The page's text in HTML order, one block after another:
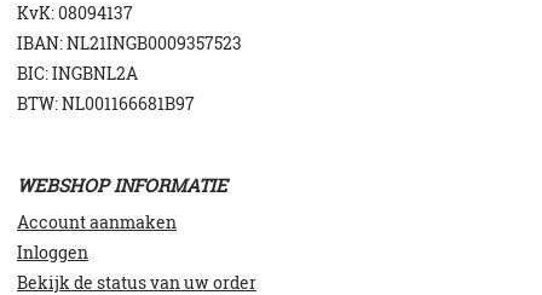
KvK: 08094137
IBAN: NL21INGB0009357523
BIC: INGBNL2A
BTW: NL001166681B97
WEBSHOP INFORMATIE
Account aanmaken
Inloggen
Bekijk de status van uw order